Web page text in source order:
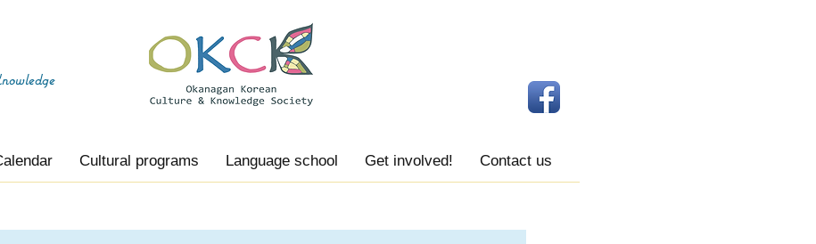
Cultural programs Language school Get involved! Contact us